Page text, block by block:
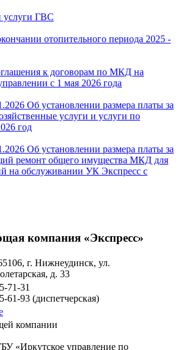
услуги ГВС
отопительного периода 2025 -
к договорам по МКД на
с 1 мая 2026 года
Об установлении размера платы за
услуги и услуги по
год
Об установлении размера платы за
ремонт общего имущества МКД для
на обслуживании УК Экспресс с
компания «Экспресс»
г. Нижнеудинск, ул.
д. 33
5-71-31
5-61-93 (диспетчерская)
компании
«Иркутское управление по